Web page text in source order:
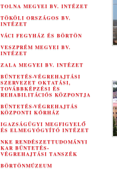
TOLNA MEGYEI BV. INTÉZET
TÖKÖLI ORSZÁGOS BV.
INTÉZET
VÁCI FEGYHÁZ ÉS BÖRTÖN
VESZPRÉM MEGYEI BV.
INTÉZET
ZALA MEGYEI BV. INTÉZET
BÜNTETÉS-VÉGREHAJTÁSI
SZERVEZET OKTATÁSI,
TOVÁBBKÉPZÉSI ÉS
REHABILITÁCIÓS KÖZPONTJA
BÜNTETÉS-VÉGREHAJTÁS
KÖZPONTI KÓRHÁZ
IGAZSÁGÜGYI MEGFIGYELŐ
ÉS ELMEGYÓGYÍTÓ INTÉZET
NKE RENDÉSZETTUDOMÁNYI
KAR BÜNTETÉS-
VÉGREHAJTÁSI TANSZÉK
BÖRTÖNMÚZEUM